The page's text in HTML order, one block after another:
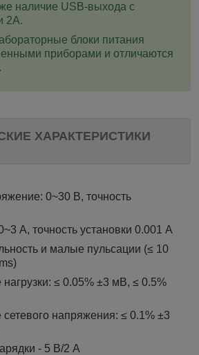
наличие USB-выхода с
2А.
блоки питания
приборами и отличаются
ХАРАКТЕРИСТИКИ
0~30 В, точность
А, точность установки 0.001 А
и малые пульсации (≤ 10
≤ 0.05% ±3 мВ, ≤ 0.5%
напряжения: ≤ 0.1% ±3
- 5 В/2 А